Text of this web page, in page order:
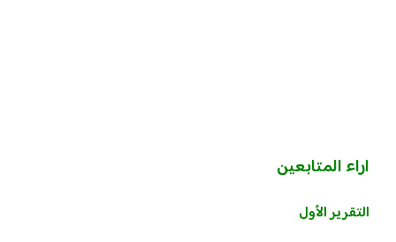
اراء المتابعين
التقرير الأول